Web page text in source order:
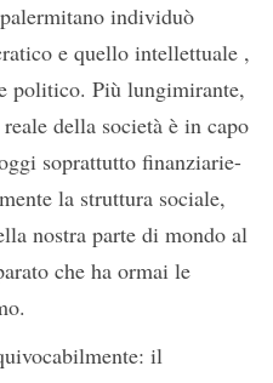
individuò
e quello intellettuale ,
politico. Più lungimirante,
della società è in capo
soprattutto finanziarie-
la struttura sociale,
nostra parte di mondo al
che ha ormai le
il